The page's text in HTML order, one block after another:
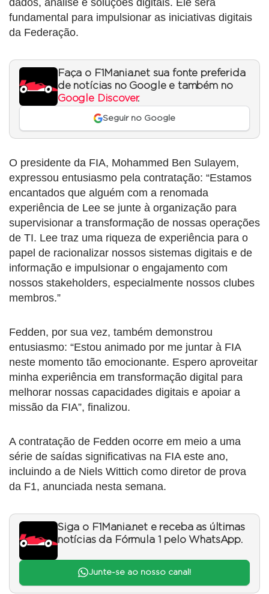
fundamental para impulsionar as iniciativas digitais
da Federação.
Faça o F1Mania.net sua fonte preferida
de notícias no Google e também no
Google Discover.
Seguir no Google
O presidente da FIA, Mohammed Ben Sulayem,
expressou entusiasmo pela contratação: “Estamos
encantados que alguém com a renomada
experiência de Lee se junte à organização para
supervisionar a transformação de nossas operações
de TI. Lee traz uma riqueza de experiência para o
papel de racionalizar nossos sistemas digitais e de
informação e impulsionar o engajamento com
nossos stakeholders, especialmente nossos clubes
membros.”
Fedden, por sua vez, também demonstrou
entusiasmo: “Estou animado por me juntar à FIA
neste momento tão emocionante. Espero aproveitar
minha experiência em transformação digital para
melhorar nossas capacidades digitais e apoiar a
missão da FIA”, finalizou.
A contratação de Fedden ocorre em meio a uma
série de saídas significativas na FIA este ano,
incluindo a de Niels Wittich como diretor de prova
da F1, anunciada nesta semana.
Siga o F1Mania.net e receba as últimas
notícias da Fórmula 1 pelo WhatsApp.
Junte-se ao nosso canal!